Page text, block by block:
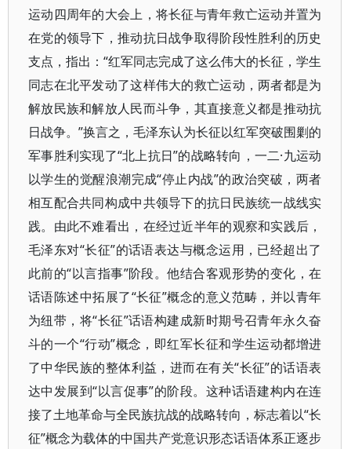
运动四周年的大会上，将长征与青年救亡运动并置为
在党的领导下，推动抗日战争取得阶段性胜利的历史
支点，指出：“红军同志完成了这么伟大的长征，学生
同志在北平发动了这样伟大的救亡运动，两者都是为
解放民族和解放人民而斗争，其直接意义都是推动抗
日战争。”换言之，毛泽东认为长征以红军突破围剿的
军事胜利实现了“北上抗日”的战略转向，一二·九运动
以学生的觉醒浪潮完成“停止内战”的政治突破，两者
相互配合共同构成中共领导下的抗日民族统一战线实
践。由此不难看出，在经过近半年的观察和实践后，
毛泽东对“长征”的话语表达与概念运用，已经超出了
此前的“以言指事”阶段。他结合客观形势的变化，在
话语陈述中拓展了“长征”概念的意义范畴，并以青年
为纽带，将“长征”话语构建成新时期号召青年永久奋
斗的一个“行动”概念，即红军长征和学生运动都增进
了中华民族的整体利益，进而在有关“长征”的话语表
达中发展到“以言促事”的阶段。这种话语建构内在连
接了土地革命与全民族抗战的战略转向，标志着以“长
征”概念为载体的中国共产党意识形态话语体系正逐步